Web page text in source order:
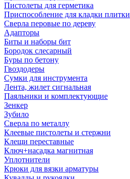
Пистолеты для герметика
Приспособление для кладки плитки
Сверла перовые по дереву
Адапторы
Биты и наборы бит
Бородок слесарный
Буры по бетону
Гвоздодеры
Сумки для инструмента
Лента, жилет сигнальная
Паяльники и комплектующие
Зенкер
Зубило
Сверла по металлу
Клеевые пистолеты и стержни
Клещи переставные
Ключ+насадка магнитная
Уплотнители
Крюки для вязки арматуры